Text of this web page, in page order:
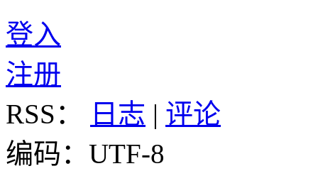
登入
注册
RSS：
日志 | 评论
编码：UTF-8